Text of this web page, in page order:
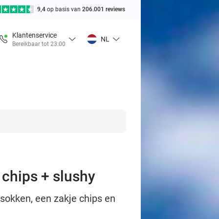
9,4 op basis van 206.001 reviews
Klantenservice
Bereikbaar tot 23:00
NL
+ slushy
een zakje chips en